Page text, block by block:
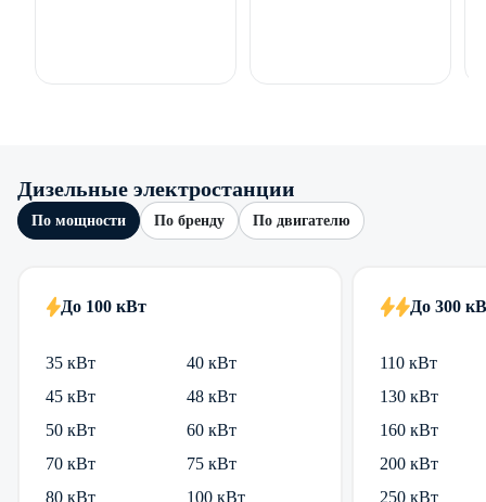
Дизельные электростанции
По мощности По бренду По двигателю
До 100 кВт
35 кВт
40 кВт
45 кВт
48 кВт
50 кВт
60 кВт
70 кВт
75 кВт
80 кВт
100 кВт
До 300
110 кВт
130 кВт
160 кВт
200 кВт
250 кВт